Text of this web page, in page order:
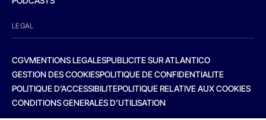
LEGAL
CGVMENTIONS LEGALESPUBLICITE SUR ATLANTICO
GESTION DES COOKIESPOLITIQUE DE CONFIDENTIALITE
POLITIQUE D’ACCESSIBILITEPOLITIQUE RELATIVE AUX COOKIES
CONDITIONS GENERALES D’UTILISATION